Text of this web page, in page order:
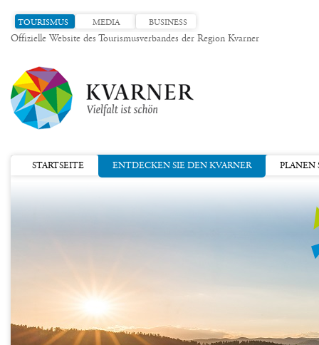
TOURISMUS MEDIA BUSINESS
Offizielle Website des Tourismusverbandes der Region Kvarner
STARTSEITE ENTDECKEN SIE DEN KVARNER PLANEN